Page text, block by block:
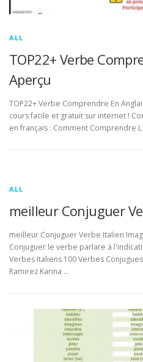
ALL
TOP22+ Verbe
Aperçu
TOP22+ Verbe Comprendre En
cours facile et gratuit sur internet !
en français : Comment Comprendre
ALL
meilleur Conjuguer
meilleur Conjuguer Verbe Italien
Conjuguer le verbe parlare à
Verbes Italiens 100 Verbes
Ramirez Karina …